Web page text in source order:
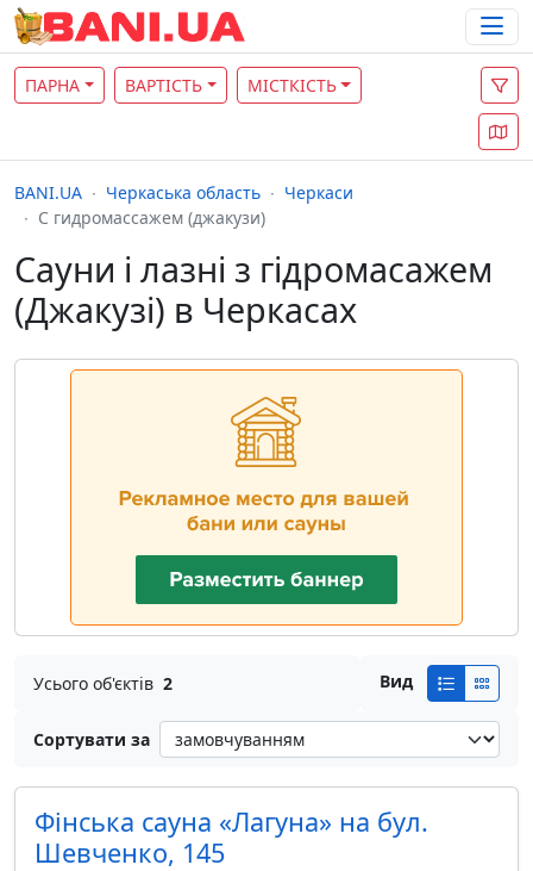
ПАРНА ВАРТІСТЬ МІСТКІСТЬ
BANI.UA Черкаська область
Черкаси
С гидромассажем (джакузи)
Сауни і лазні з гідромасажем
(Джакузі) в Черкасах
Усього об'єктів 2 Вид
Сортувати за
Фінська сауна «Лагуна» на бул.
Шевченко, 145